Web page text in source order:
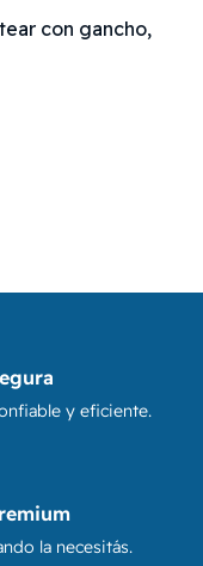
con gancho,
y eficiente.
la necesitás.